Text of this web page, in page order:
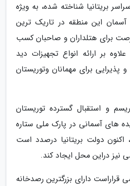
بریتانیا شناخته شده، به ویژه
آسمان این منطقه در تاریک ترین
برای هتلداران و صاحبان کسب
بر ارائه انواع تجهیزات دید
برای مهمانان وتوریستان
و استقبال گسترده توریستان
های آسمانی در پارک ملی ستاره
اکنون دولت بریتانیا درصدد است
دراین محل ایجاد کند.
قراراست دارای بزرگترین رصدخانه